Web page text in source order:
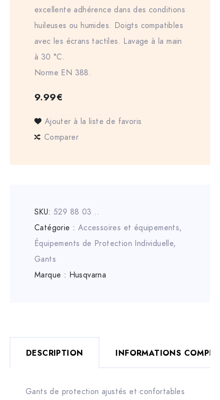
excellente adhérence dans des conditions
huileuses ou humides. Doigts compatibles
avec les écrans tactiles. Lavage à la main
à 30 °C.
Norme EN 388.
9.99€
Ajouter à la liste de favoris
Comparer
SKU: 529 88 03 ..
Catégorie : Accessoires et équipements,
Équipements de Protection Individuelle,
Gants
Marque : Husqvarna
DESCRIPTION INFORMATIONS
Gants de protection ajustés et confortables